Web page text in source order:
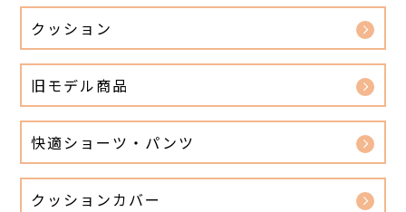
クッション
旧モデル商品
快適ショーツ・パンツ
クッションカバー